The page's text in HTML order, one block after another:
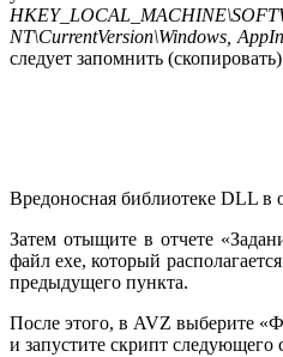
HKEY_ LOCAL_ MACHINE\
NT\CurrentVersion\Windows,
следует запомнить
Вредоносная библиотеке DLL в
Затем отыщите в отчете
файл exe, который
предыдущего пункта.
После этого, в AVZ выберите
и запустите скрипт следующего